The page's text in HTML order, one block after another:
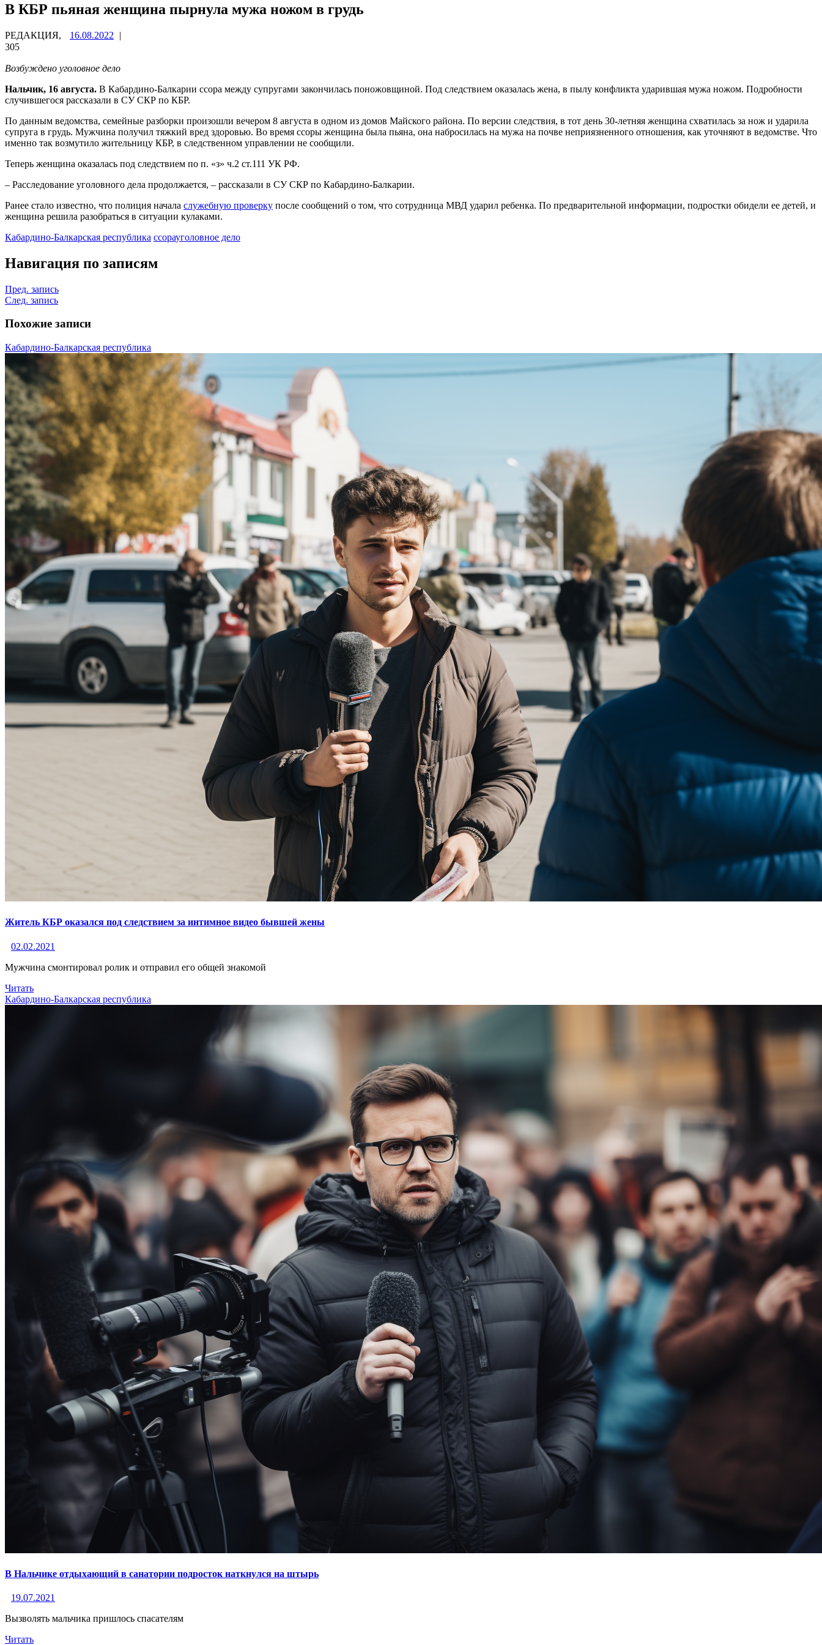
В КБР пьяная женщина пырнула мужа ножом в грудь
РЕДАКЦИЯ, 16.08.2022
|
305
Возбуждено уголовное дело
Нальчик, 16 августа. В Кабардино-Балкарии ссора между супругами закончилась поножовщиной. Под следствием оказалась жена, в пылу конфликта ударившая мужа ножом. Подробности
случившегося рассказали в СУ СКР по КБР.
По данным ведомства, семейные разборки произошли вечером 8 августа в одном из домов Майского района. По версии следствия, в тот день 30-летняя женщина схватилась за нож и ударила
супруга в грудь. Мужчина получил тяжкий вред здоровью. Во время ссоры женщина была пьяна, она набросилась на мужа на почве неприязненного отношения, как уточняют в ведомстве. Что
именно так возмутило жительницу КБР, в следственном управлении не сообщили.
Теперь женщина оказалась под следствием по п. «з» ч.2 ст.111 УК РФ.
– Расследование уголовного дела продолжается, – рассказали в СУ СКР по Кабардино-Балкарии.
Ранее стало известно, что полиция начала служебную проверку после сообщений о том, что сотрудница МВД ударил ребенка. По предварительной информации, подростки обидели ее детей, и
женщина решила разобраться в ситуации кулаками.
Кабардино-Балкарская республика ссорауголовное дело
Навигация по записям
Пред. запись
След. запись
Похожие записи
Кабардино-Балкарская республика
Житель КБР оказался под следствием за интимное видео бывшей жены
02.02.2021
Мужчина смонтировал ролик и отправил его общей знакомой
Читать
Кабардино-Балкарская республика
В Нальчике отдыхающий в санатории подросток наткнулся на штырь
19.07.2021
Вызволять мальчика пришлось спасателям
Читать